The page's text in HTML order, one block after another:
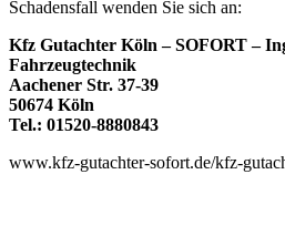
Schadensfall wenden Sie sich an:
Kfz Gutachter Köln – SOFORT –
Fahrzeugtechnik
Aachener Str. 37-39
50674 Köln
Tel.: 01520-8880843
www.kfz-gutachter-sofort.de/kfz-